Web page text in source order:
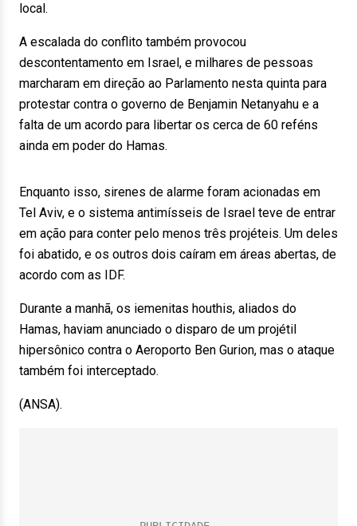
local.
A escalada do conflito também provocou
descontentamento em Israel, e milhares de pessoas
marcharam em direção ao Parlamento nesta quinta para
protestar contra o governo de Benjamin Netanyahu e a
falta de um acordo para libertar os cerca de 60 reféns
ainda em poder do Hamas.
Enquanto isso, sirenes de alarme foram acionadas em
Tel Aviv, e o sistema antimísseis de Israel teve de entrar
em ação para conter pelo menos três projéteis. Um deles
foi abatido, e os outros dois caíram em áreas abertas, de
acordo com as IDF.
Durante a manhã, os iemenitas houthis, aliados do
Hamas, haviam anunciado o disparo de um projétil
hipersônico contra o Aeroporto Ben Gurion, mas o ataque
também foi interceptado.
(ANSA).